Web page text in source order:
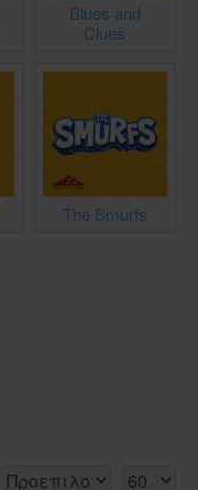
Blues and
Clues
The Smurfs